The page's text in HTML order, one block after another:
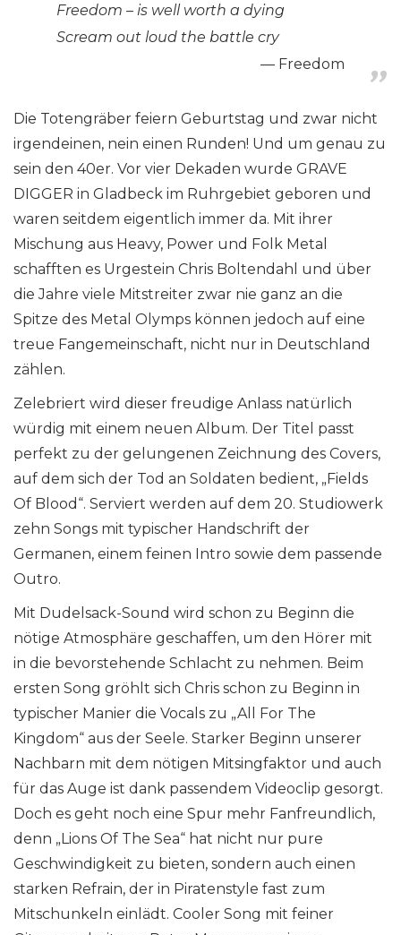
Freedom – is well worth a dying
Scream out loud the battle cry
Freedom
Die Totengräber feiern Geburtstag und zwar nicht
irgendeinen, nein einen Runden! Und um genau zu
sein den 40er. Vor vier Dekaden wurde GRAVE
DIGGER in Gladbeck im Ruhrgebiet geboren und
waren seitdem eigentlich immer da. Mit ihrer
Mischung aus Heavy, Power und Folk Metal
schafften es Urgestein Chris Boltendahl und über
die Jahre viele Mitstreiter zwar nie ganz an die
Spitze des Metal Olymps können jedoch auf eine
treue Fangemeinschaft, nicht nur in Deutschland
zählen.
Zelebriert wird dieser freudige Anlass natürlich
würdig mit einem neuen Album. Der Titel passt
perfekt zu der gelungenen Zeichnung des Covers,
auf dem sich der Tod an Soldaten bedient, „Fields
Of Blood“. Serviert werden auf dem 20. Studiowerk
zehn Songs mit typischer Handschrift der
Germanen, einem feinen Intro sowie dem passende
Outro.
Mit Dudelsack-Sound wird schon zu Beginn die
nötige Atmosphäre geschaffen, um den Hörer mit
in die bevorstehende Schlacht zu nehmen. Beim
ersten Song gröhlt sich Chris schon zu Beginn in
typischer Manier die Vocals zu „All For The
Kingdom“ aus der Seele. Starker Beginn unserer
Nachbarn mit dem nötigen Mitsingfaktor und auch
für das Auge ist dank passendem Videoclip gesorgt.
Doch es geht noch eine Spur mehr Fanfreundlich,
denn „Lions Of The Sea“ hat nicht nur pure
Geschwindigkeit zu bieten, sondern auch einen
starken Refrain, der in Piratenstyle fast zum
Mitschunkeln einlädt. Cooler Song mit feiner